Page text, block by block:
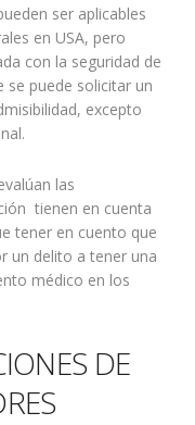
ser aplicables
en USA, pero
con la seguridad de
se puede solicitar un
excepto
las
tienen en cuenta
tener en cuento que
un delito a tener una
médico en los
DE